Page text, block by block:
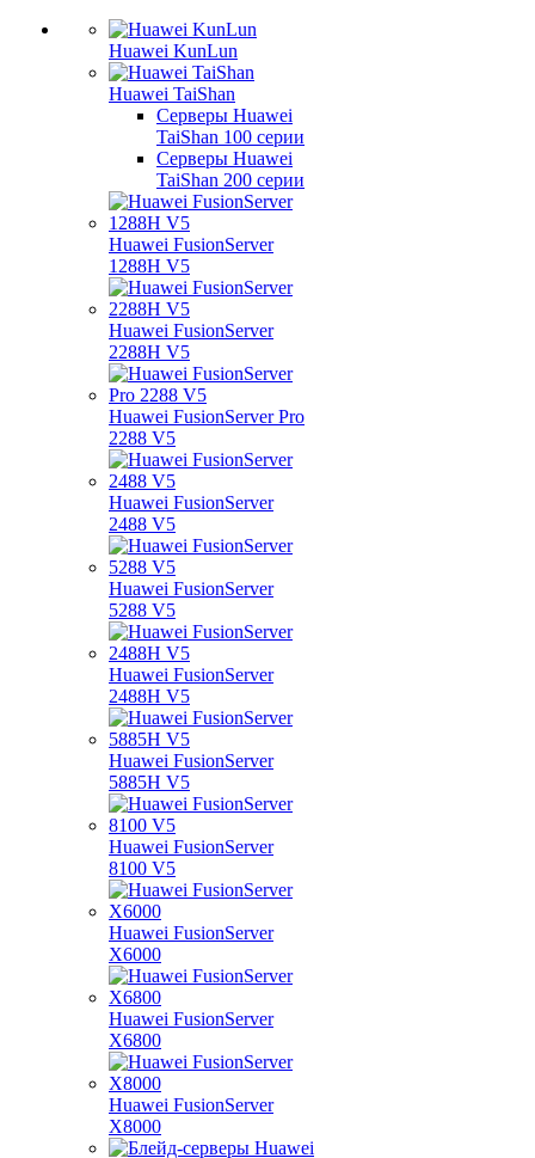
Huawei KunLun
Huawei TaiShan
Серверы Huawei
TaiShan 100 серии
Серверы Huawei
TaiShan 200 серии
Huawei FusionServer
1288H V5
Huawei FusionServer
2288H V5
Huawei FusionServer Pro
2288 V5
Huawei FusionServer
2488 V5
Huawei FusionServer
5288 V5
Huawei FusionServer
2488H V5
Huawei FusionServer
5885H V5
Huawei FusionServer
8100 V5
Huawei FusionServer
X6000
Huawei FusionServer
X6800
Huawei FusionServer
X8000